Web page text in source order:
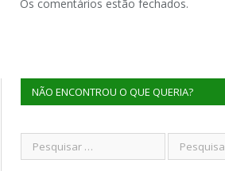
Os comentários estão fechados.
NÃO ENCONTROU O QUE QUERIA?